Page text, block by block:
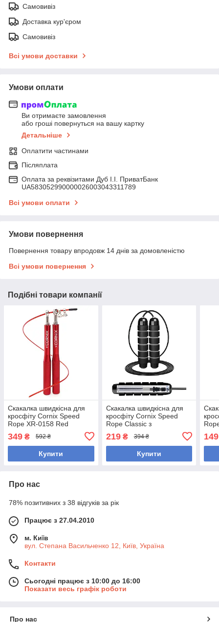
Самовивіз
Доставка кур'єром
Самовивіз
Всі умови доставки
Умови оплати
Ви отримаєте замовлення
або гроші повернуться на вашу картку
Детальніше
Оплатити частинами
Післяплата
Оплата за реквізитами Дуб І.І. ПриватБанк
UA583052990000026003043311789
Всі умови оплати
Умови повернення
Повернення товару впродовж 14 днів за домовленістю
Всі умови повернення
Подібні товари компанії
Скакалка швидкісна для
кросфіту Cornix Speed
Rope XR-0158 Red
349 ₴ 592 ₴
Купити
Скакалка швидкісна для
кросфіту Cornix Speed
Rope Classic з
Black/Red
219₴ 394 ₴
Купити
149
Про нас
78% позитивних з 38 відгуків за рік
Працює з 27.04.2010
м. Київ
вул. Степана Васильченко 12, Київ, Україна
Контакти
Сьогодні працює з 10:00 до 16:00
Показати весь графік роботи
Про нас